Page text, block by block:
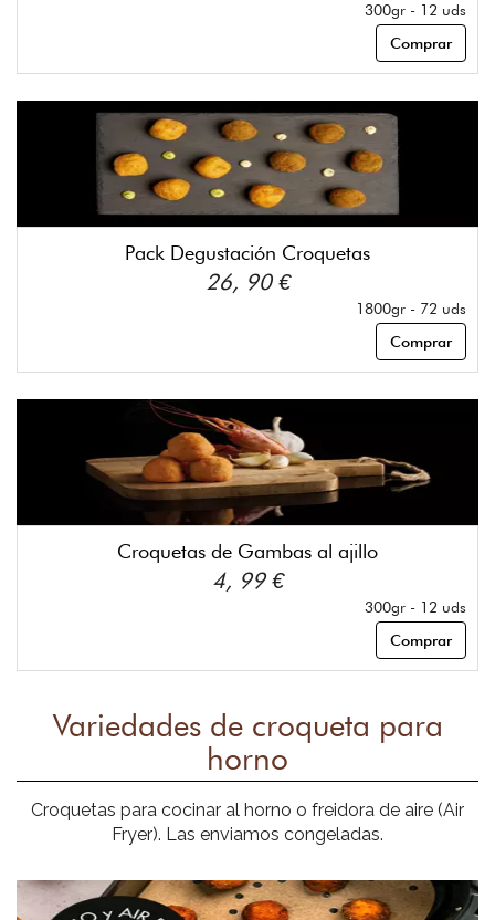
300gr - 12 uds
Comprar
Pack Degustación Croquetas
26, 90 €
1800gr - 72 uds
Comprar
Croquetas de Gambas al ajillo
4, 99 €
300gr - 12 uds
Comprar
Variedades de croqueta para
horno
Croquetas para cocinar al horno o freidora de aire (Air
Fryer). Las enviamos congeladas.